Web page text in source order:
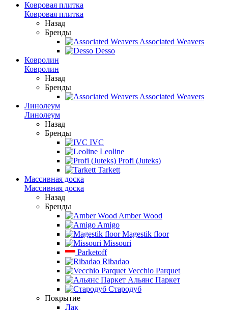
Ковровая плитка
Ковровая плитка
Назад
Бренды
Associated Weavers
Desso
Ковролин
Ковролин
Назад
Бренды
Associated Weavers
Линолеум
Линолеум
Назад
Бренды
IVC
Leoline
Profi (Juteks)
Tarkett
Массивная доска
Массивная доска
Назад
Бренды
Amber Wood
Amigo
Magestik floor
Missouri
Parketoff
Ribadao
Vecchio Parquet
Альянс Паркет
Стародуб
Покрытие
Лак